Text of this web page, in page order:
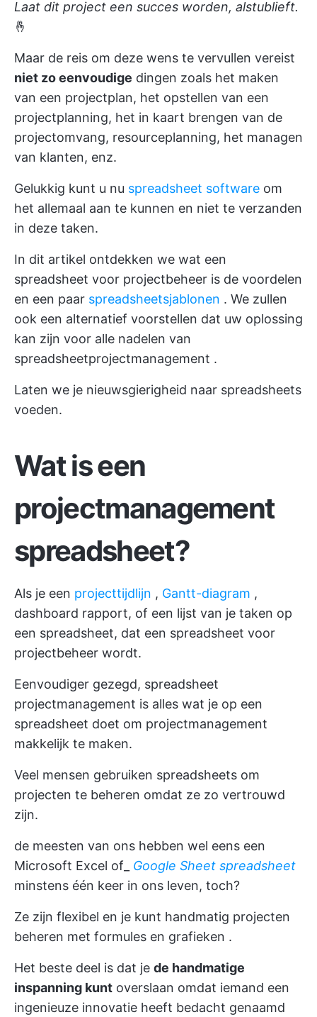
Laat dit project een succes worden, alstublieft.
🤞
Maar de reis om deze wens te vervullen vereist
niet zo eenvoudige dingen zoals het maken
van een projectplan, het opstellen van een
projectplanning, het in kaart brengen van de
projectomvang, resourceplanning, het managen
van klanten, enz.
Gelukkig kunt u nu spreadsheet software om
het allemaal aan te kunnen en niet te verzanden
in deze taken.
In dit artikel ontdekken we wat een
spreadsheet voor projectbeheer is de voordelen
en een paar spreadsheetsjablonen . We zullen
ook een alternatief voorstellen dat uw oplossing
kan zijn voor alle nadelen van
spreadsheetprojectmanagement .
Laten we je nieuwsgierigheid naar spreadsheets
voeden.
Wat is een
projectmanagement
spreadsheet?
Als je een projecttijdlijn , Gantt-diagram ,
dashboard rapport, of een lijst van je taken op
een spreadsheet, dat een spreadsheet voor
projectbeheer wordt.
Eenvoudiger gezegd, spreadsheet
projectmanagement is alles wat je op een
spreadsheet doet om projectmanagement
makkelijk te maken.
Veel mensen gebruiken spreadsheets om
projecten te beheren omdat ze zo vertrouwd
zijn.
de meesten van ons hebben wel eens een
Microsoft Excel of_ Google Sheet spreadsheet
minstens één keer in ons leven, toch?
Ze zijn flexibel en je kunt handmatig projecten
beheren met formules en grafieken .
Het beste deel is dat je de handmatige
inspanning kunt overslaan omdat iemand een
ingenieuze innovatie heeft bedacht genaamd